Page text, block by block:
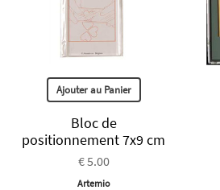
Ajouter au Panier
Bloc de
positionnement 7x9 cm
€ 5.00
Artemio